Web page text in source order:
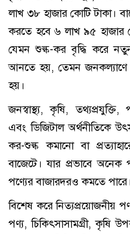
লাখ ৩৮ হাজার কোটি টাকা।
করতে হবে ৬ লাখ ৯৫ হাজার
যেমন শুল্ক-কর বৃদ্ধি করে
আনতে হয়, তেমন জনকল্যাণে
হয়।
জনস্বাস্থ্য, কৃষি,
এবং ডিজিটাল অর্থনীতিকে
কর-শুল্ক কমানো বা
বাজেটে। যার প্রভাবে
পণ্যের বাজারদরও কমতে পারে।
বিশেষ করে নিত্যপ্রয়োজনীয়
পণ্য, চিকিৎসাসামগ্রী, কৃষি